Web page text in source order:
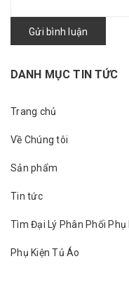
Gửi bình luận
DANH MỤC TIN TỨC
Trang chủ
Về Chúng tôi
Sản phẩm
Tin tức
Tìm Đại Lý Phân Phối Phụ
Phụ Kiện Tủ Áo